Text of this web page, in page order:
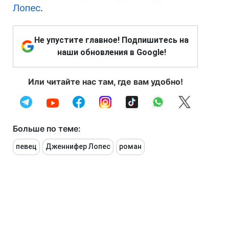
Лопес.
Не упустите главное! Подпишитесь на
наши обновления в Google!
Или читайте нас там, где вам удобно!
Больше по теме:
певец Дженнифер Лопес роман